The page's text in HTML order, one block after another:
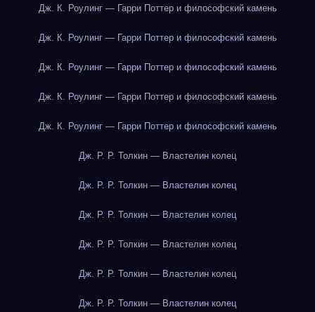
Дж. К. Роулинг — Гарри Поттер и философский камень
Дж. К. Роулинг — Гарри Поттер и философский камень
Дж. К. Роулинг — Гарри Поттер и философский камень
Дж. К. Роулинг — Гарри Поттер и философский камень
Дж. К. Роулинг — Гарри Поттер и философский камень
Дж. Р. Р. Толкин — Властелин колец
Дж. Р. Р. Толкин — Властелин колец
Дж. Р. Р. Толкин — Властелин колец
Дж. Р. Р. Толкин — Властелин колец
Дж. Р. Р. Толкин — Властелин колец
Дж. Р. Р. Толкин — Властелин колец